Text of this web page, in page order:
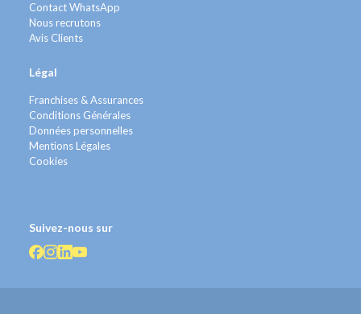
Contact WhatsApp
Nous recrutons
Avis Clients
Légal
Franchises & Assurances
Conditions Générales
Données personnelles
Mentions Légales
Cookies
Suivez-nous sur